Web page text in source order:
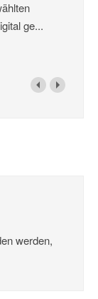
ge...
werden,